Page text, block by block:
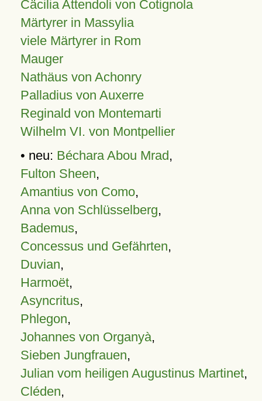
Cäcilia Attendoli von Cotignola
Märtyrer in Massylia
viele Märtyrer in Rom
Mauger
Nathäus von Achonry
Palladius von Auxerre
Reginald von Montemarti
Wilhelm VI. von Montpellier
• neu: Béchara Abou Mrad,
Fulton Sheen,
Amantius von Como,
Anna von Schlüsselberg,
Bademus,
Concessus und Gefährten,
Duvian,
Harmoët,
Asyncritus,
Phlegon,
Johannes von Organyà,
Sieben Jungfrauen,
Julian vom heiligen Augustinus Martinet,
Cléden,